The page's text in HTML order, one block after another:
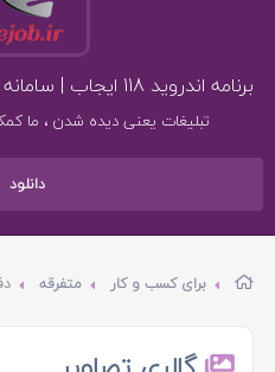
برنامه اندروید 118 ایجاب | سامانه ثبت الکترونیکی مشاغل کشور
تبلیغات یعنی دیده شدن ، ما
دانلود
برای کسب و کار متفرقه